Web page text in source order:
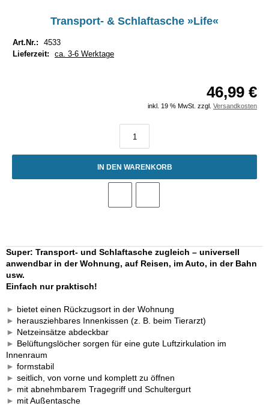
Transport- & Schlaftasche »Life«
Art.Nr.:
4533
Lieferzeit:
ca. 3-6 Werktage
46,99 €
inkl. 19 % MwSt. zzgl. Versandkosten
IN DEN WARENKORB
Super: Transport- und Schlaftasche zugleich – universell
anwendbar in der Wohnung, auf Reisen, im Auto, in der Bahn
usw.
Einfach nur praktisch!
► bietet einen Rückzugsort in der Wohnung
► herausziehbares Innenkissen (z. B. beim Tierarzt)
► Netzeinsätze abdeckbar
► Belüftungslöcher sorgen für eine gute Luftzirkulation im
Innenraum
► formstabil
► seitlich, von vorne und komplett zu öffnen
► mit abnehmbarem Tragegriff und Schultergurt
► mit Außentasche